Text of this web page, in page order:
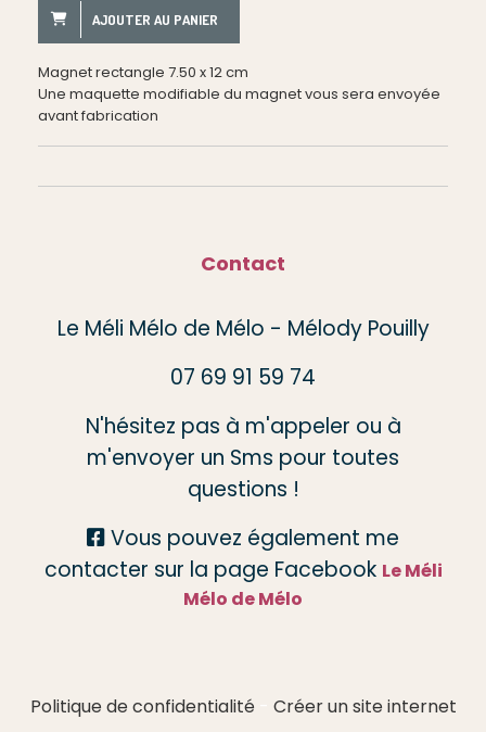
AJOUTER AU PANIER
Magnet rectangle 7.50 x 12 cm
Une maquette modifiable du magnet vous sera envoyée
avant fabrication
Contact
Le Méli Mélo de Mélo - Mélody Pouilly
07 69 91 59 74
N'hésitez pas à m'appeler ou à
m'envoyer un Sms pour toutes
questions !
 Vous pouvez également me
contacter sur la page Facebook Le Méli
Mélo de Mélo
Politique de confidentialité Créer un site internet